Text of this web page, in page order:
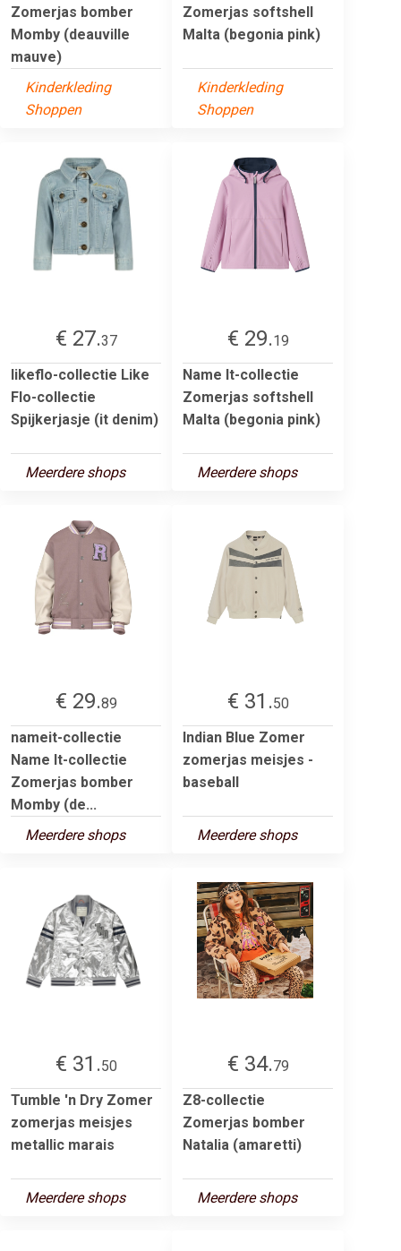
Zomerjas bomber
Momby (deauville
mauve)
Kinderkleding
Shoppen
Zomerjas softshell
Malta (begonia pink)
Kinderkleding
Shoppen
€ 27.37
likeflo-collectie Like
Flo-collectie
Spijkerjasje (it denim)
Meerdere shops
€ 29.19
Name It-collectie
Zomerjas softshell
Malta (begonia pink)
Meerdere shops
€ 29.89
nameit-collectie
Name It-collectie
Zomerjas bomber
Momby (de...
Meerdere shops
€ 31.50
Indian Blue Zomer
zomerjas meisjes -
baseball
Meerdere shops
€ 31.50
Tumble 'n Dry Zomer
zomerjas meisjes
metallic marais
Meerdere shops
€ 34.79
Z8-collectie
Zomerjas bomber
Natalia (amaretti)
Meerdere shops